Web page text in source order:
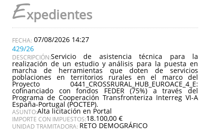
Expedientes
07/08/2026 14:27
429/26
DESCRIPCIÓN:Servicio de asistencia técnica para la
realización de un estudio y análisis para la puesta en
marcha de herramientas que doten de servicios
poblaciones en territorios rurales en el marco del
Proyecto 0441_CROSSRURAL_HUB_EUROACE_4_E:
cofinanciado con fondos FEDER (75%) a través del
Programa de Cooperación Transfronteriza Interreg VI-A
España-Portugal (POCTEP).
ASUNTO:Alta licitación en Portal
IMPORTE CON IMPUESTOS:18.100,00 €
UNIDAD TRAMITADORA: RETO DEMOGRÁFICO